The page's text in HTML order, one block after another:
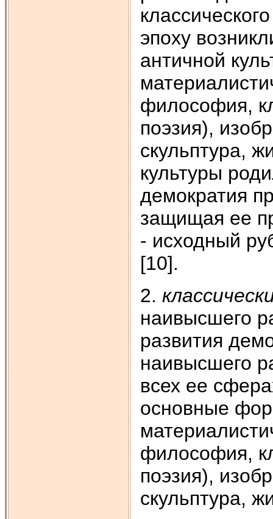
эпоху
античной
философия,
поэзия),
скульптура,
культуры
демократия
защищая ее
- исходный
[10].
2.
наивысшего
развития
наивысшего
всех ее
основные
философия,
поэзия),
скульптура,